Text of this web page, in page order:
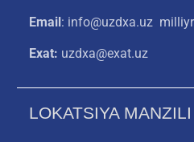
Email : info@uzdxa.uz
Exat: uzdxa@exat.uz
LOKATSIYA MANZILI